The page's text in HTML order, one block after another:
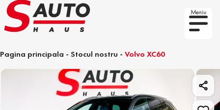
Meniu
Pagina principala - Stocul nostru - Volvo XC60